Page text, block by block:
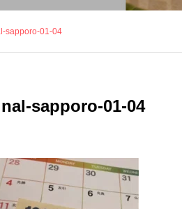
sapporo-01-04
sapporo-01-04